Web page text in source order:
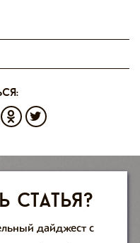
статья?
дайджест с